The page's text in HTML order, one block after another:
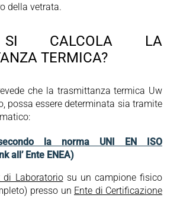
della vetrata.
CALCOLA LA
TERMICA?
che la trasmittanza termica Uw
possa essere determinata sia tramite
la norma UNI EN ISO
all’ Ente ENEA)
di Laboratoriosu un campione fisico
presso un Ente di Certificazione